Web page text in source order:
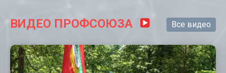
ВИДЕО ПРОФСОЮЗА Все видео